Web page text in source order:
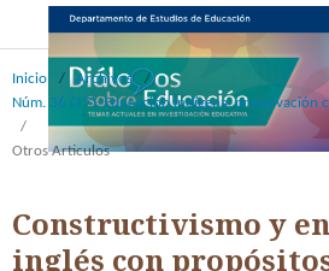
Inicio / Archivos
/
Núm. 36 (17): Educación indígena: preservación
/
Otros Articulos
Constructivismo y
inglés con